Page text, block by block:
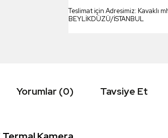
Teslimat için Adresimiz: Kavaklı
BEYLİKDÜZÜ/İSTANBUL
Yorumlar (0) Tavsiye Et